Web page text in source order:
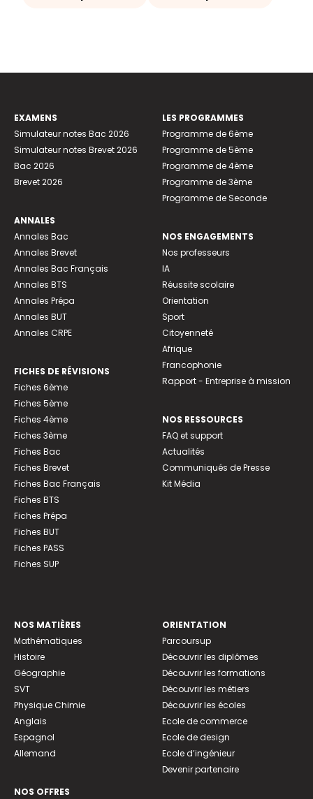
EXAMENS
Simulateur notes Bac 2026
Simulateur notes Brevet 2026
Bac 2026
Brevet 2026
ANNALES
Annales Bac
Annales Brevet
Annales Bac Français
Annales BTS
Annales Prépa
Annales BUT
Annales CRPE
FICHES DE RÉVISIONS
Fiches 6ème
Fiches 5ème
Fiches 4ème
Fiches 3ème
Fiches Bac
Fiches Brevet
Fiches Bac Français
Fiches BTS
Fiches Prépa
Fiches BUT
Fiches PASS
Fiches SUP
LES PROGRAMMES
Programme de 6ème
Programme de 5ème
Programme de 4ème
Programme de 3ème
Programme de Seconde
NOS ENGAGEMENTS
Nos professeurs
IA
Réussite scolaire
Orientation
Sport
Citoyenneté
Afrique
Francophonie
Rapport - Entreprise à mission
NOS RESSOURCES
FAQ et support
Actualités
Communiqués de Presse
Kit Média
NOS MATIÈRES
Mathématiques
Histoire
Géographie
SVT
Physique Chimie
Anglais
Espagnol
Allemand
NOS OFFRES
ORIENTATION
Parcoursup
Découvrir les diplômes
Découvrir les formations
Découvrir les métiers
Découvrir les écoles
Ecole de commerce
Ecole de design
Ecole d’ingénieur
Devenir partenaire